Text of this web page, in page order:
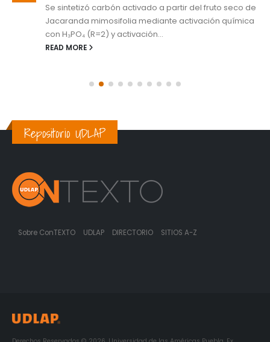
Se sintetizó carbón activado a partir del fruto seco de
Jacaranda mimosifolia mediante activación química
con H₃PO₄ (R=2) y activación...
READ MORE
Repositorio UDLAP
Sobre ConTEXTO UDLAP DIRECTORIO SITIOS A-Z